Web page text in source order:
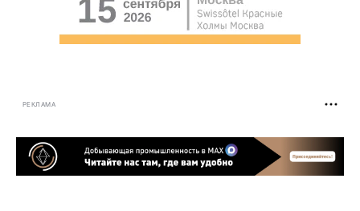
РЕКЛАМА